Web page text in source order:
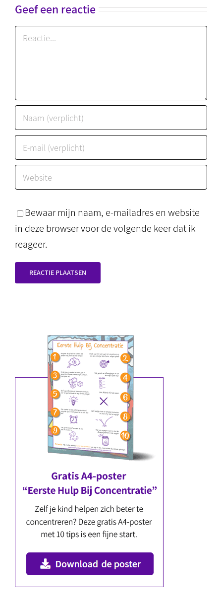
Geef een reactie
Reactie
Bewaar mijn naam, e-mailadres en website
in deze browser voor de volgende keer dat ik
reageer.